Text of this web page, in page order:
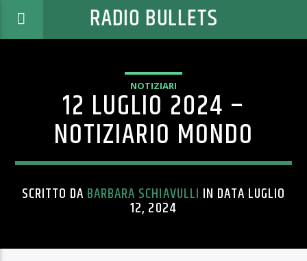
RADIO BULLETS
NOTIZIARI
12 LUGLIO 2024 –
NOTIZIARIO MONDO
SCRITTO DA BARBARA SCHIAVULLI IN DATA LUGLIO
12, 2024